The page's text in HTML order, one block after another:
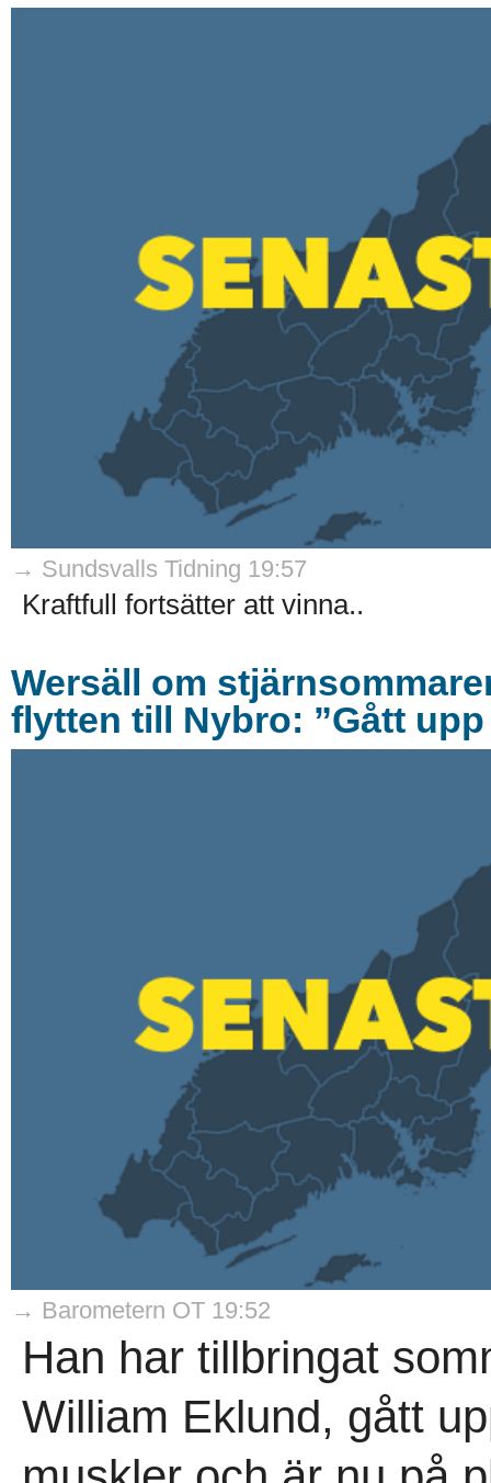
→ Sundsvalls Tidning 19:57
Kraftfull fortsätter att vinna..
Wersäll om
flytten till Nybro: ”Gått
→ Barometern OT 19:52
Han har tillbringat
William Eklund, gått